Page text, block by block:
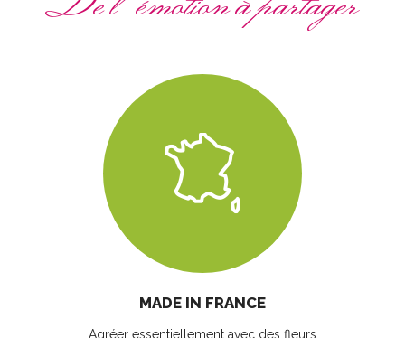
MADE IN FRANCE
Agréer essentiellement avec des fleurs